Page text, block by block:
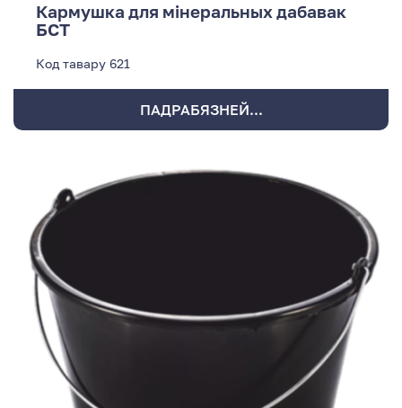
Кармушка для мінеральных дабавак
БСТ
Код тавару 621
ПАДРАБЯЗНЕЙ...